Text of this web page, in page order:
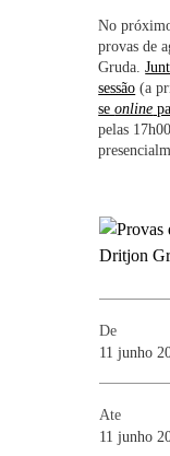
WHAT'S
No
provas de
Gruda.
sessão (a
seonline
pelas
De
11 junho
Ate
11 junho